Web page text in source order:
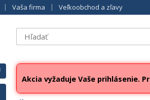
Vaša firma Veľkoobchod a zľavy
Akcia vyžaduje Vaše prihlásenie.